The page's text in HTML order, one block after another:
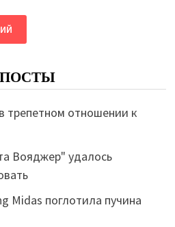
трепетном отношении к
Вояджер" удалось
Midas поглотила пучина